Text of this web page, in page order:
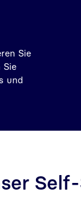
Sie
Sie
und